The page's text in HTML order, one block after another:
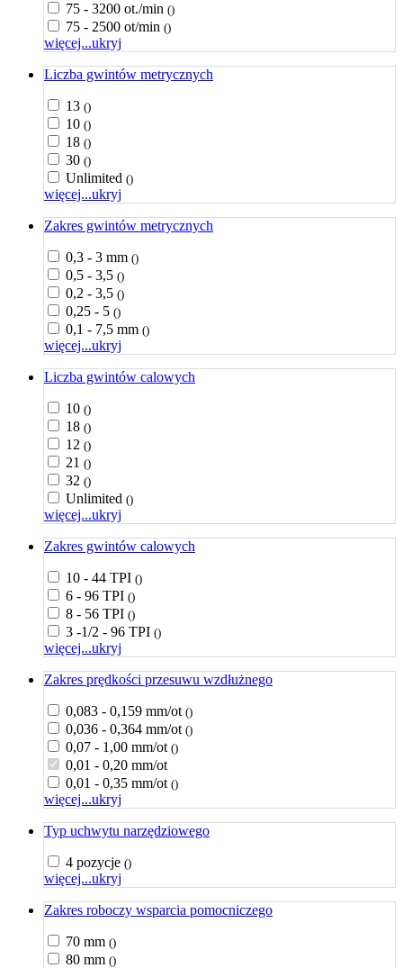
75 - 3200 ot./min ()
75 - 2500 ot/min ()
więcej...ukryj
Liczba gwintów metrycznych
13 ()
10 ()
18 ()
30 ()
Unlimited ()
więcej...ukryj
Zakres gwintów metrycznych
0,3 - 3 mm ()
0,5 - 3,5 ()
0,2 - 3,5 ()
0,25 - 5 ()
0,1 - 7,5 mm ()
więcej...ukryj
Liczba gwintów calowych
10 ()
18 ()
12 ()
21 ()
32 ()
Unlimited ()
więcej...ukryj
Zakres gwintów calowych
10 - 44 TPI ()
6 - 96 TPI ()
8 - 56 TPI ()
3 -1/2 - 96 TPI ()
więcej...ukryj
Zakres prędkości przesuwu wzdłużnego
0,083 - 0,159 mm/ot ()
0,036 - 0,364 mm/ot ()
0,07 - 1,00 mm/ot ()
0,01 - 0,20 mm/ot
0,01 - 0,35 mm/ot ()
więcej...ukryj
Typ uchwytu narzędziowego
4 pozycje ()
więcej...ukryj
Zakres roboczy wsparcia pomocniczego
70 mm ()
80 mm ()